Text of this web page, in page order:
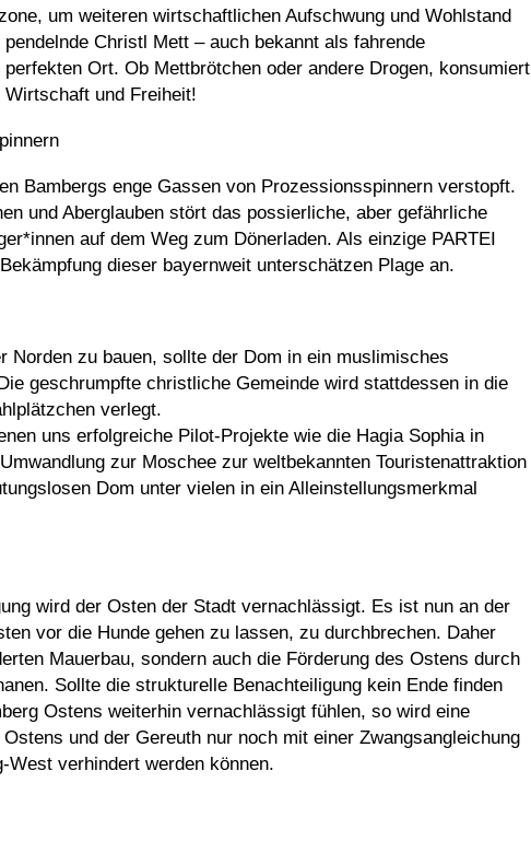
um weiteren wirtschaftlichen Aufschwung und Wohlstand
Christl Mett – auch bekannt als fahrende
Ort. Ob Mettbrötchen oder andere Drogen, konsumiert
und Freiheit!
Bambergs enge Gassen von Prozessionsspinnern verstopft.
und Aberglauben stört das possierliche, aber gefährliche
auf dem Weg zum Dönerladen. Als einzige PARTEI
dieser bayernweit unterschätzen Plage an.
Norden zu bauen, sollte der Dom in ein muslimisches
geschrumpfte christliche Gemeinde wird stattdessen in die
verlegt.
uns erfolgreiche Pilot-Projekte wie die Hagia Sophia in
zur Moschee zur weltbekannten Touristenattraktion
Dom unter vielen in ein Alleinstellungsmerkmal
wird der Osten der Stadt vernachlässigt. Es ist nun an der
vor die Hunde gehen zu lassen, zu durchbrechen. Daher
Mauerbau, sondern auch die Förderung des Ostens durch
Sollte die strukturelle Benachteiligung kein Ende finden
Ostens weiterhin vernachlässigt fühlen, so wird eine
und der Gereuth nur noch mit einer Zwangsangleichung
verhindert werden können.